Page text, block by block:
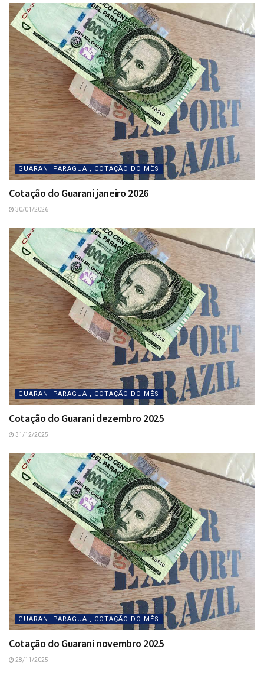
GUARANI PARAGUAI, COTAÇÃO DO MÊS
Cotação do Guarani janeiro 2026
30/01/2026
GUARANI PARAGUAI, COTAÇÃO DO MÊS
Cotação do Guarani dezembro 2025
31/12/2025
GUARANI PARAGUAI, COTAÇÃO DO MÊS
Cotação do Guarani novembro 2025
28/11/2025